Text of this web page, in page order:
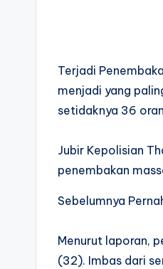
Terjadi
menjadi yang
setidaknya 36
Jubir Kepolisian
penembakan
Sebelumnya
Menurut laporan,
(32). Imbas dari